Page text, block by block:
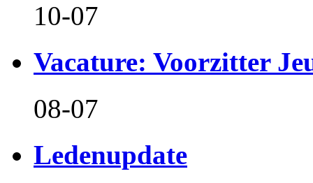
10-07
Vacature: Voorzitter
08-07
Ledenupdate